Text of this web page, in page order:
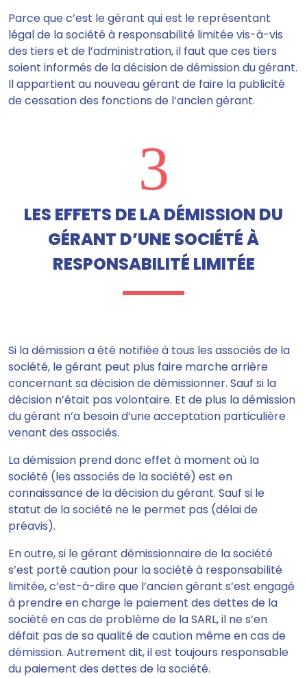
Parce que c’est le gérant qui est le représentant
légal de la société à responsabilité limitée vis-à-vis
des tiers et de l’administration,il faut que ces tiers
soient informés de la décision de démission du gérant.
Il appartient au nouveau gérant de faire la publicité
de cessation des fonctions de l’ancien gérant.
3
LES EFFETS DE LA DÉMISSION DU
GÉRANT D’UNE SOCIÉTÉ À
RESPONSABILITÉ LIMITÉE
Si la démission a été notifiée à tous les associés de la
société, le gérant peut plus faire marche arrière
concernant sa décision de démissionner. Sauf si la
décision n’était pas volontaire. Et de plus la démission
du gérant n’a besoin d’une acceptation particulière
venant des associés.
La démission prend donc effet à moment où la
société (les associés de la société) est en
connaissance de la décision du gérant. Sauf si le
statut de la société ne le permet pas (délai de
préavis).
En outre, si le gérant démissionnaire de la société
s’est porté caution pour la société à responsabilité
limitée, c’est-à-dire que l’ancien gérant s’est engagé
à prendre en charge le paiement des dettes de la
société en cas de problème de la SARL, il ne s’en
défait pas de sa qualité de caution même en cas de
démission. Autrement dit,il est toujours responsable
du paiement des dettes de la société.